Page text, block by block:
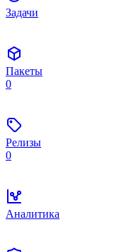
Задачи
Пакеты
0
Релизы
0
Аналитика